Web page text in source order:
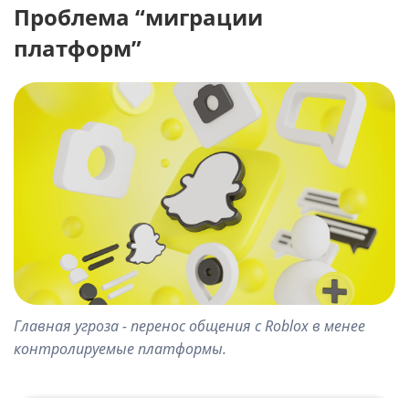
Проблема “миграции
платформ”
Главная угроза - перенос общения с Roblox в менее
контролируемые платформы.